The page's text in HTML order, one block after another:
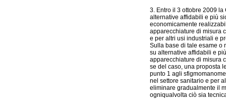
3. Entro il 3 ottobre 2009
alternative affidabili e più
economicamente
apparecchiature di misura
e per altri usi industriali e
Sulla base di tale esame o
su alternative affidabili e
apparecchiature di misura
se del caso, una proposta
punto 1 agli
nel settore sanitario e per
eliminare gradualmente il
ogniqualvolta ciò sia